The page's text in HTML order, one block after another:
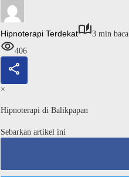
Hipnoterapi Terdekat
3 min baca
406
×
Hipnoterapi di Balikpapan
Sebarkan artikel ini